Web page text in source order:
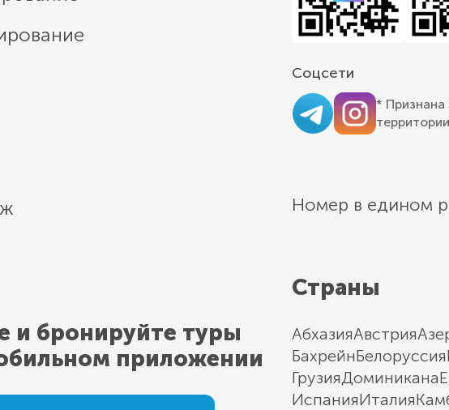
и бронируйте туры
приложении
Соцсети
* Признана
Номер в едином
Страны
АбхазияАвстрия
БахрейнБелоруссия
ГрузияДоминикана
ИспанияИталия